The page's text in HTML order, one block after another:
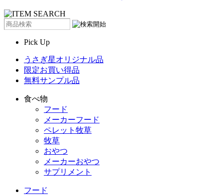
Pick Up
うさぎ星オリジナル品
限定お買い得品
無料サンプル品
食べ物
フード
メーカーフード
ペレット牧草
牧草
おやつ
メーカーおやつ
サプリメント
フード